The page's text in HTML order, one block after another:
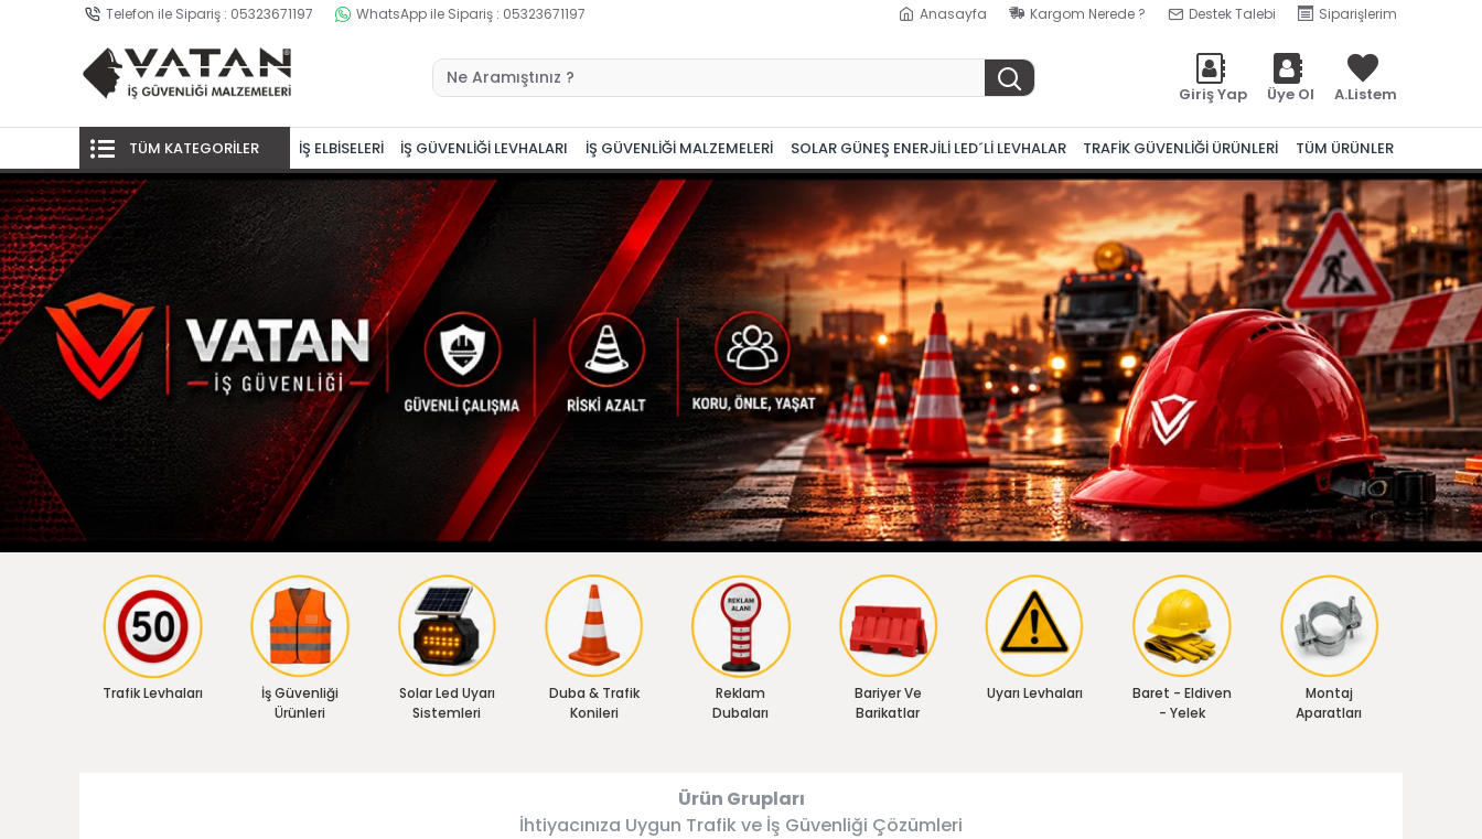
Telefon ile Sipariş : 05323671197 WhatsApp ile Sipariş : 05323671197 Anasayfa Kargom Nerede ? Destek Talebi Siparişlerim
Giriş Yap Üye Ol A.Listem
TÜM KATEGORİLER İŞ ELBİSELERİ İŞ GÜVENLİĞİ LEVHALARI İŞ GÜVENLİĞİ MALZEMELERİ SOLAR GÜNEŞ ENERJİLİ LED´Lİ LEVHALAR TRAFİK GÜVENLİĞİ ÜRÜNLERİ TÜM ÜRÜNLER
Trafik Levhaları
İş Güvenliği
Ürünleri
Solar Led Uyarı
Sistemleri
Duba & Trafik
Konileri
Reklam
Dubaları
Bariyer Ve
Barikatlar
Uyarı Levhaları
Baret - Eldiven
- Yelek
Montaj
Aparatları
Ürün Grupları
İhtiyacınıza Uygun Trafik ve İş Güvenliği Çözümleri